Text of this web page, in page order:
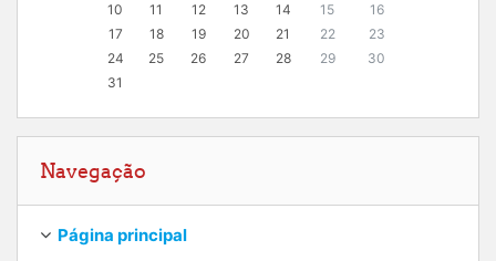
10
11 12 13 14 15
16
17
18 19 20 21 22
23
24
25 26 27 28 29
30
31
Navegação
Página principal